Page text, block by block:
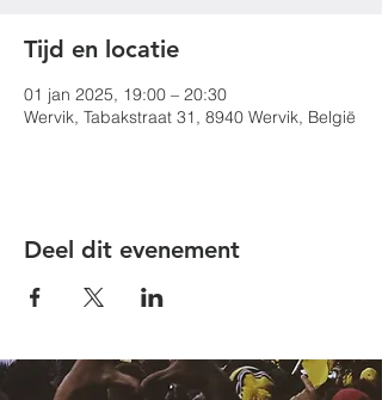
Tijd en locatie
01 jan 2025, 19:00 – 20:30
Wervik, Tabakstraat 31, 8940 Wervik, België
Deel dit evenement